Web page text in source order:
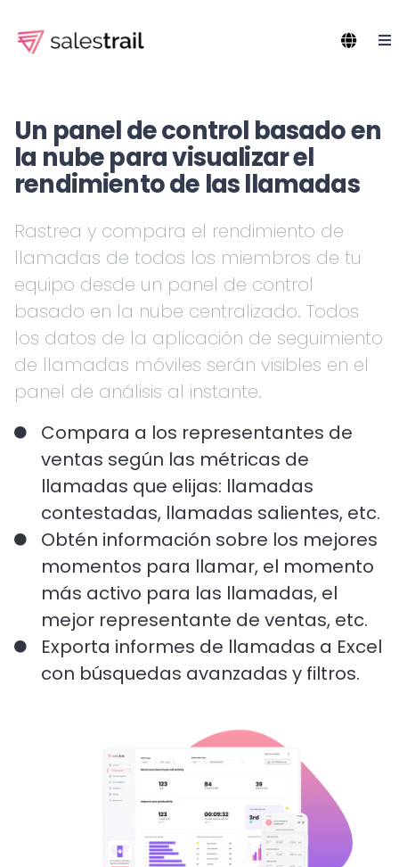
Un panel de control basado en
la nube para visualizar el
rendimiento de las llamadas
Rastrea y compara el rendimiento de
llamadas de todos los miembros de tu
equipo desde un panel de control
basado en la nube centralizado. Todos
los datos de la aplicación de seguimiento
de llamadas móviles serán visibles en el
panel de análisis al instante.
Compara a los representantes de
ventas según las métricas de
llamadas que elijas: llamadas
contestadas, llamadas salientes, etc.
Obtén información sobre los mejores
momentos para llamar, el momento
más activo para las llamadas, el
mejor representante de ventas, etc.
Exporta informes de llamadas a Excel
con búsquedas avanzadas y filtros.